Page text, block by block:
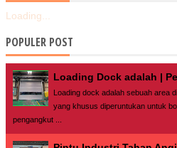
Loading...
POPULER POST
Loading Dock adalah |
Loading dock adalah sebuah area
yang khusus diperuntukan untuk
pengangkut ...